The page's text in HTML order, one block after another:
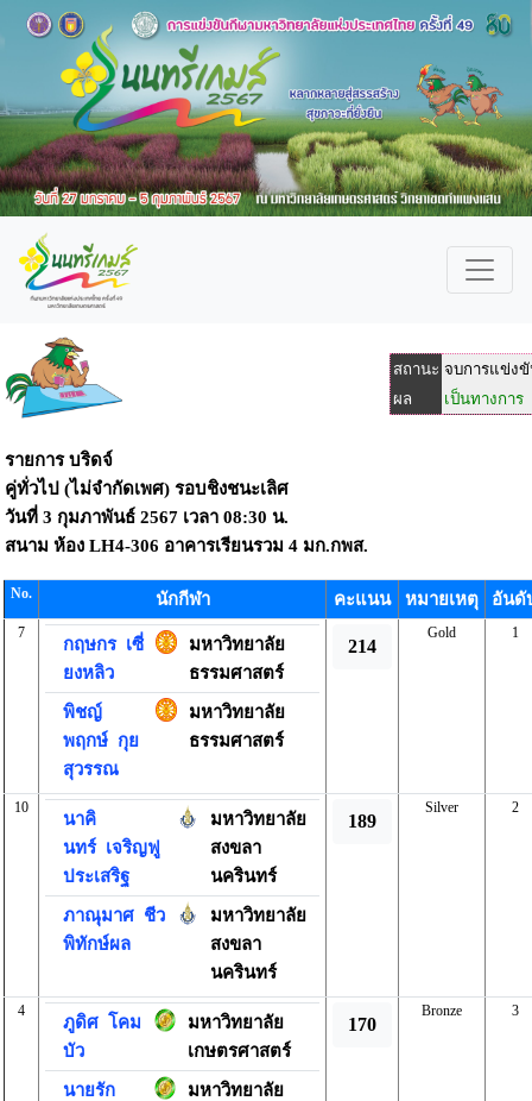
สถานะ จบการแข่ง
ผล
เป็นทางการ
รายการ บริดจ์
คู่ทั่วไป (ไม่จำกัดเพศ) รอบชิงชนะเลิศ
วันที่ 3 กุมภาพันธ์ 2567 เวลา 08:30 น.
สนาม ห้อง LH4-306 อาคารเรียนรวม 4 มก.กพส.
No. นักกีฬา คะแนน หมายเหตุ อันดั
7
กฤษกรเซี่
ยงหลิว
มหาวิทยาลัย
ธรรมศาสตร์
พิชญ์
พฤกษ์กุย
สุวรรณ
มหาวิทยาลัย
ธรรมศาสตร์
214
Gold 1
10
นาคิ
นทร์เจริญฟู
ประเสริฐ
มหาวิทยาลัย
สงขลา
นครินทร์
ภาณุมาศชีว
พิทักษ์ผล
มหาวิทยาลัย
สงขลา
นครินทร์
189
Silver 2
4
ภูดิศโคม
บัว
มหาวิทยาลัย
เกษตรศาสตร์
นายรัก
มหาวิทยาลัย
170
Bronze 3